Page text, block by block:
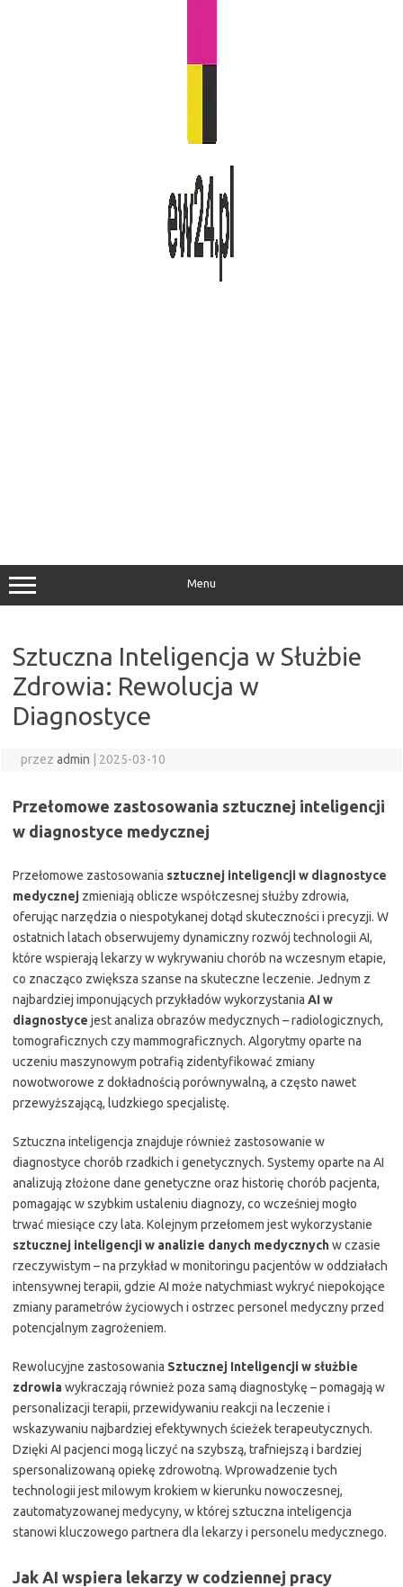
Menu
Sztuczna Inteligencja w Służbie
Zdrowia: Rewolucja w
Diagnostyce
przez admin 2025-03-10
Przełomowe zastosowania sztucznej inteligencji
w diagnostyce medycznej
Przełomowe zastosowania sztucznej inteligencji w diagnostyce
medycznej zmieniają oblicze współczesnej służby zdrowia,
oferując narzędzia o niespotykanej dotąd skuteczności i precyzji. W
ostatnich latach obserwujemy dynamiczny rozwój technologii AI,
które wspierają lekarzy w wykrywaniu chorób na wczesnym etapie,
co znacząco zwiększa szanse na skuteczne leczenie. Jednym z
najbardziej imponujących przykładów wykorzystania AI w
diagnostyce jest analiza obrazów medycznych – radiologicznych,
tomograficznych czy mammograficznych. Algorytmy oparte na
uczeniu maszynowym potrafią zidentyfikować zmiany
nowotworowe z dokładnością porównywalną, a często nawet
przewyższającą, ludzkiego specjalistę.
Sztuczna inteligencja znajduje również zastosowanie w
diagnostyce chorób rzadkich i genetycznych. Systemy oparte na AI
analizują złożone dane genetyczne oraz historię chorób pacjenta,
pomagając w szybkim ustaleniu diagnozy, co wcześniej mogło
trwać miesiące czy lata. Kolejnym przełomem jest wykorzystanie
sztucznej inteligencji w analizie danych medycznychw czasie
rzeczywistym – na przykład w monitoringu pacjentów w oddziałach
intensywnej terapii, gdzie AI może natychmiast wykryć niepokojące
zmiany parametrów życiowych i ostrzec personel medyczny przed
potencjalnym zagrożeniem.
Rewolucyjne zastosowania Sztucznej Inteligencji w służbie
zdrowiawykraczają również poza samą diagnostykę – pomagają w
personalizacji terapii, przewidywaniu reakcji na leczenie i
wskazywaniu najbardziej efektywnych ścieżek terapeutycznych.
Dzięki AI pacjenci mogą liczyć na szybszą, trafniejszą i bardziej
spersonalizowaną opiekę zdrowotną. Wprowadzenie tych
technologii jest milowym krokiem w kierunku nowoczesnej,
zautomatyzowanej medycyny, w której sztuczna inteligencja
stanowi kluczowego partnera dla lekarzy i personelu medycznego.
Jak AI wspiera lekarzy w codziennej pracy